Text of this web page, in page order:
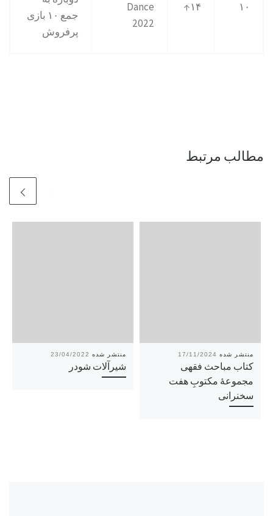
۱۰ ۱۴↑
Dance
2022
جمع ۱۰ بازی
پرفروش
مطالب مرتبط
23/04/2022
شیرآلات شودر
17/11/2024
کتاب مباحث فقهی
مجموعۀ مکتوبِ‌ هفت‌
سخنرانی